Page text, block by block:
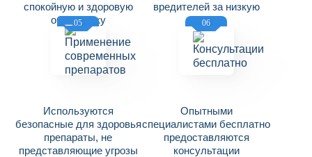
спокойную и здоровую
обстановку
вредителей за низкую
цену
05
Используются
безопасные для здоровья
препараты, не
представляющие угрозы
06
Опытными
специалистами бесплатно
предоставляются
консультации